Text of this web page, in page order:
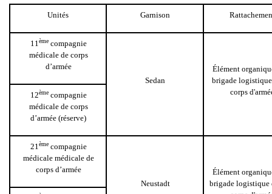
Unités Garnison
11 èmecompagnie
médicale de corps
d’armée
Sedan
Élément
brigade
corps
12èmecompagnie
médicale de corps
d’armée (réserve)
21 èmecompagnie
médicale médicale de
corps d’armée
Neustadt
Élément
brigade logistique